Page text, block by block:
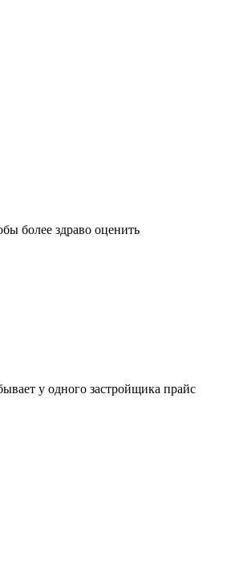
более здраво оценить
у одного застройщика прайс